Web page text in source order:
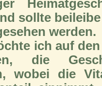
sollte
werden.
ich auf
die
wobei die